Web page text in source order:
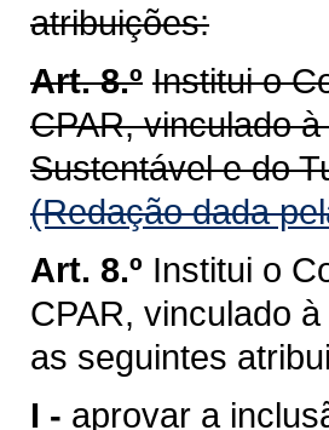
atribuições:
Art. 8.º Institui o
CPAR, vinculado
Sustentável e do
(Redação dada
Art. 8.º Institui o
CPAR, vinculado
as seguintes
I - aprovar a